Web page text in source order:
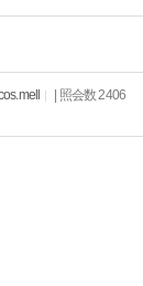
| 照会数 2406